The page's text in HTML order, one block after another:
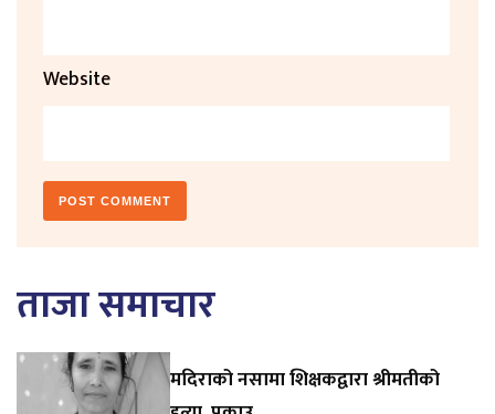
Website
ताजा समाचार
मदिराको नसामा शिक्षकद्वारा श्रीमतीको